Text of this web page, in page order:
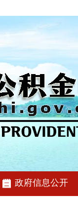
政府信息公开